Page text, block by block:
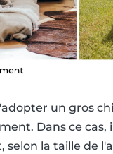
un gros
Dans ce
selon la taille de